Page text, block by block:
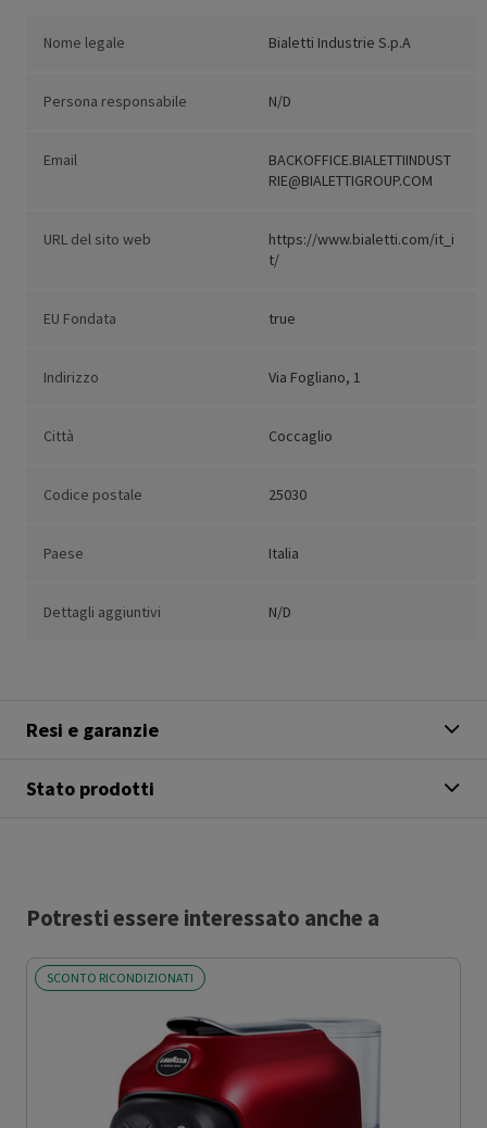
Nome legale Bialetti Industrie S.p.A
Persona responsabile N/D
Email
BACKOFFICE.BIALETTIINDUST
RIE@BIALETTIGROUP.COM
URL del sito web
https://www.bialetti.com/it_i
t/
EU Fondata true
Indirizzo Via Fogliano, 1
Città Coccaglio
Codice postale 25030
Paese Italia
Dettagli aggiuntivi N/D
Resi e garanzie
Stato prodotti
Potresti essere interessato anche a
SCONTO RICONDIZIONATI